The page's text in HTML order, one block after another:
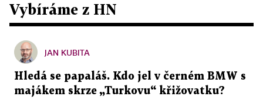
Vybíráme z HN
JAN KUBITA
Hledá se papaláš. Kdo jel v černém BMW s
majákem skrze „Turkovu“ křižovatku?